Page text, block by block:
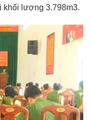
khối lượng 3.798m3.